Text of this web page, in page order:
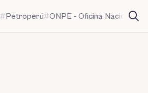
Petroperú ONPE - Oficina Nacional